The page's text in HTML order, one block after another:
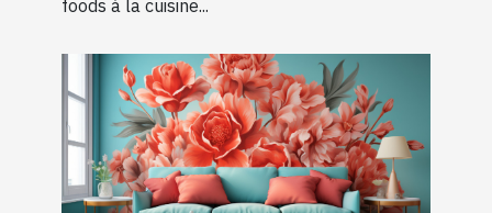
foods à la cuisine...